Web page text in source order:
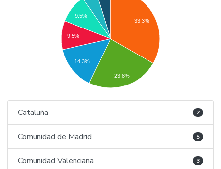
33.3%
9.5%
9.5%
14.3%
23.8%
Cataluña 7
Comunidad de Madrid 5
Comunidad Valenciana 3